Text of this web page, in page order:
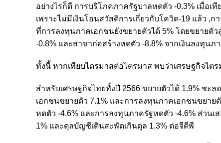
อย่างไรก็ดี การบริโภคภาครัฐบาลหดตัว -0.3% เมื่อเ
เพราะไม่มีเงินโอนสวัสดิการเกี่ยวกับโควิด-19 แล้ว ,
ที่การลงทุนภาคเอกชนยังขยายตัวได้ 5% โดยขยายตั
-0.8% และสาขาก่อสร้างหดตัว -8.8% จากเงินลงทุนภ
ทั้งนี้ หากเทียบไตรมาสต่อไตรมาส พบว่าเศรษฐกิจไต
สำหรับเศรษฐกิจไทยทั้งปี 2566 ขยายตัวได้ 1.9% ชะ
เอกชนขยายตัว 7.1% และการลงทุนภาคเอกชนขยา
หดตัว -4.6% และการลงทุนภาครัฐหดตัว -4.6% ส่วนเ
1% และดุลบัญชีเดินสะพัดเกินดุล 1.3% ต่อจีดีพี